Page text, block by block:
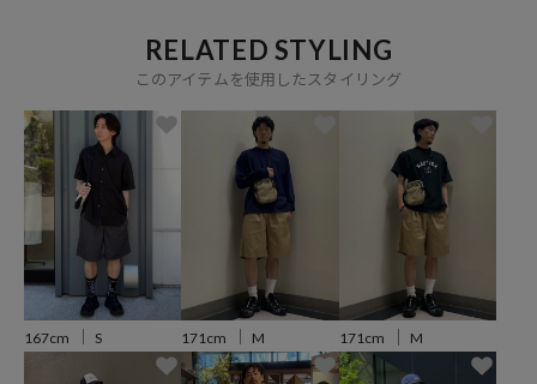
●ベーシックながらもこだわりの詰まったデザインで、街にもアウト
ドアにもフィット
おすすめコーディネート
シンプルなロゴTシャツや無地カットソーを合わせて、抜け感のある
夏スタイルに。ワークシャツを羽織れば、ワーク × ストリートのセッ
トアップ風スタイルが完成します。
足元にはスニーカーでカジュアルに、レザーサンダルでリラックス感
を演出するのも◎キャップやナイロンバッグなどのアウトドア小物を
加えて、フェスやキャンプにも対応できる万能コーデにも。
トップスをタックインすれば、シルエットを活かした大人っぽい印象
にも仕上がります。
RELATED STYLING
このアイテムを使用したスタイリング
167cm S 171cm M 171cm M